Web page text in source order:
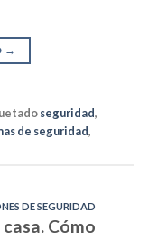
→
seguridad,
de seguridad,
DE SEGURIDAD
Cómo